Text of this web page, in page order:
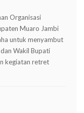
Organisasi
Muaro Jambi
untuk menyambut
Wakil Bupati
kegiatan retret